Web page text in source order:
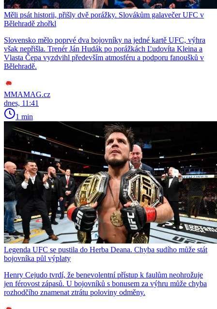
Měli psát historii, přišly dvě porážky. Slovákům galavečer UFC v
Bělehradě zhořkl
Slovensko mělo poprvé dva bojovníky na jedné kartě UFC, výhra
však nepřišla. Trenér Ján Hudák po porážkách Ľudovíta Kleina a
Vlasta Čepa vyzdvihl především atmosféru a podporu fanoušků v
Bělehradě.
MMAMAG.cz
dnes, 11:41
1 min
Legenda UFC se pustila do Herba Deana. Chyba sudího může stát
bojovníka půl výplaty
Henry Cejudo tvrdí, že benevolentní přístup k faulům neohrožuje
jen férovost zápasů. U bojovníků s bonusem za výhru může chyba
rozhodčího znamenat ztrátu poloviny odměny.